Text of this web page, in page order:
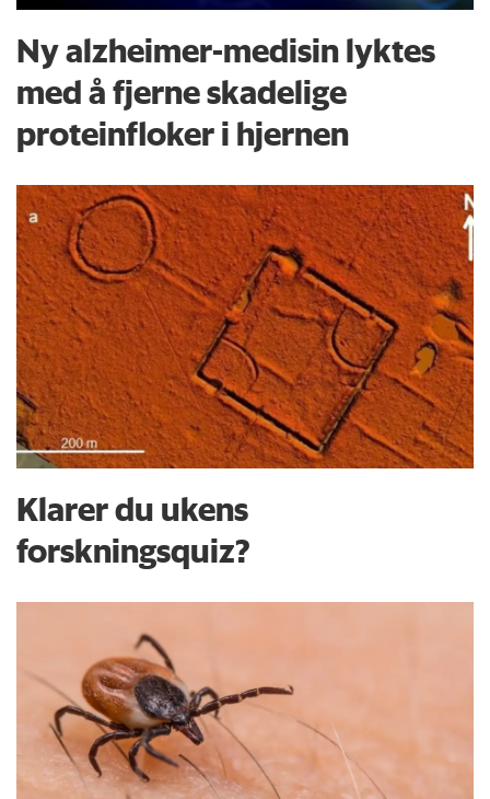
Ny alzheimer-medisin lyktes
med å fjerne skadelige
proteinfloker i hjernen
Klarer du ukens
forskningsquiz?